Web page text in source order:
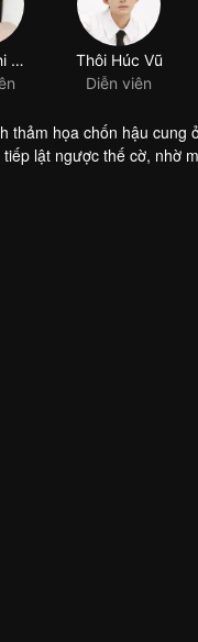
Thẩm Chi Dịch
Thôi Húc Vũ
Diễn viên
họa chốn hậu cung
Huyền Vũ thăm dò